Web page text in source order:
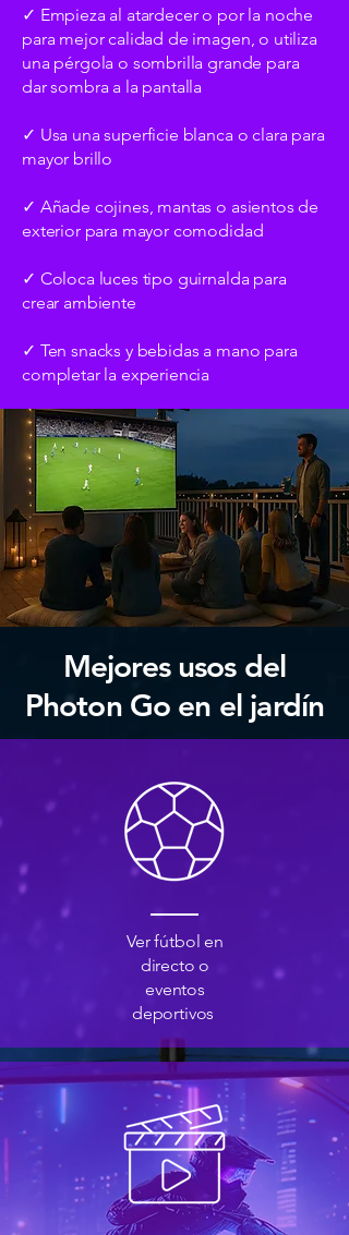
✓ Empieza al atardecer o por la noche
para mejor calidad de imagen, o utiliza
una pérgola o sombrilla grande para
dar sombra a la pantalla
✓ Usa una superficie blanca o clara para
mayor brillo
✓ Añade cojines, mantas o asientos de
exterior para mayor comodidad
✓ Coloca luces tipo guirnalda para
crear ambiente
✓ Ten snacks y bebidas a mano para
completar la experiencia
Mejores usos del
Photon Go en el jardín
Ver fútbol en
directo o
eventos
deportivos